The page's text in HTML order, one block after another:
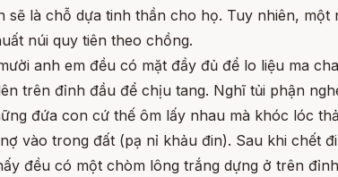
sẽ là chỗ dựa tinh thần cho họ. Tuy nhiên,
núi quy tiên theo chồng.
anh em đều có mặt đầy đủ để lo liệu ma
trên đỉnh đầu để chịu tang. Nghĩ tủi phận
đứa con cứ thế ôm lấy nhau mà khóc lóc
vào trong đất (pạ nỉ khảu đin). Sau khi chết
đều có một chòm lông trắng dựng ở trên